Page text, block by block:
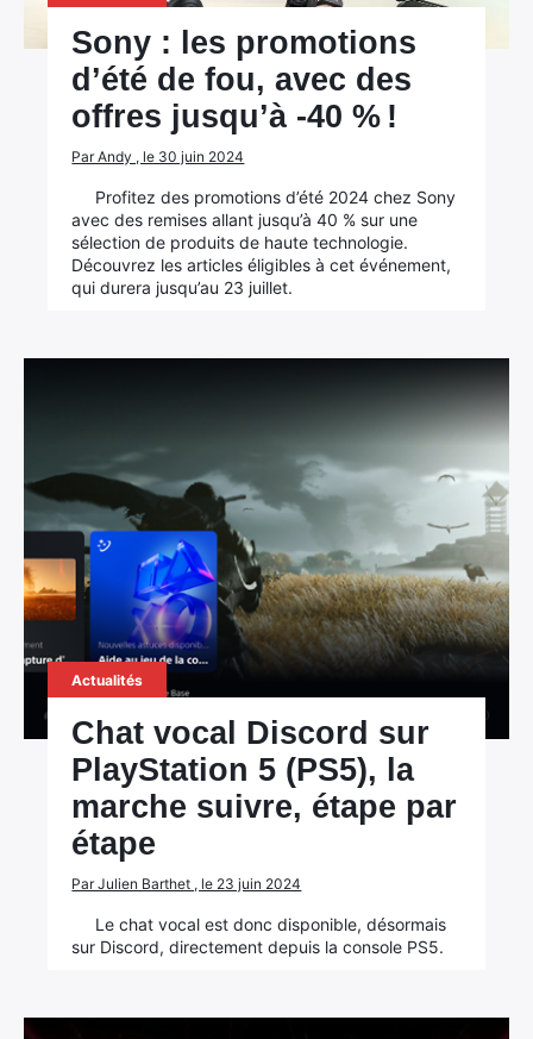
Sony : les promotions
d’été de fou, avec des
offres jusqu’à -40 % !
Par Andy , le 30 juin 2024
Profitez des promotions d’été 2024 chez Sony
avec des remises allant jusqu’à 40 % sur une
sélection de produits de haute technologie.
Découvrez les articles éligibles à cet événement,
qui durera jusqu’au 23 juillet.
Actualités
Chat vocal Discord sur
PlayStation 5 (PS5), la
marche suivre, étape par
étape
Par Julien Barthet , le 23 juin 2024
Le chat vocal est donc disponible, désormais
sur Discord, directement depuis la console PS5.